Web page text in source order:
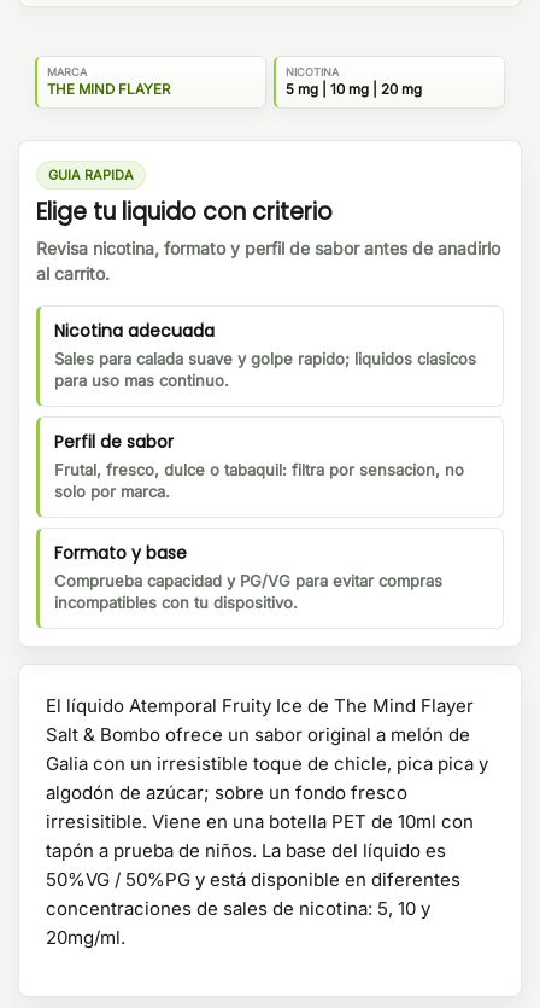
MARCA
THE MIND FLAYER
NICOTINA
5 mg | 10 mg | 20 mg
GUIA RAPIDA
Elige tu liquido con criterio
Revisa nicotina, formato y perfil de sabor antes de anadirlo
al carrito.
Nicotina adecuada
Sales para calada suave y golpe rapido; liquidos clasicos
para uso mas continuo.
Perfil de sabor
Frutal, fresco, dulce o tabaquil: filtra por sensacion, no
solo por marca.
Formato y base
Comprueba capacidad y PG/VG para evitar compras
incompatibles con tu dispositivo.
El líquido Atemporal Fruity Ice de The Mind Flayer
Salt & Bombo ofrece un sabor original a melón de
Galia con un irresistible toque de chicle, pica pica y
algodón de azúcar; sobre un fondo fresco
irresisitible. Viene en una botella PET de 10ml con
tapón a prueba de niños. La base del líquido es
50%VG / 50%PG y está disponible en diferentes
concentraciones de sales de nicotina: 5, 10 y
20mg/ml.